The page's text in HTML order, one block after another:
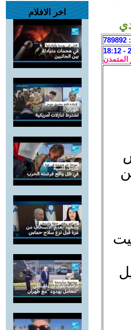
المتمدن
اخر الافلام